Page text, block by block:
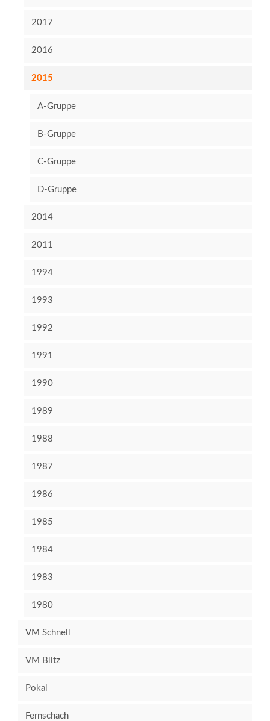
2017
2016
2015
A-Gruppe
B-Gruppe
C-Gruppe
D-Gruppe
2014
2011
1994
1993
1992
1991
1990
1989
1988
1987
1986
1985
1984
1983
1980
VM Schnell
VM Blitz
Pokal
Fernschach